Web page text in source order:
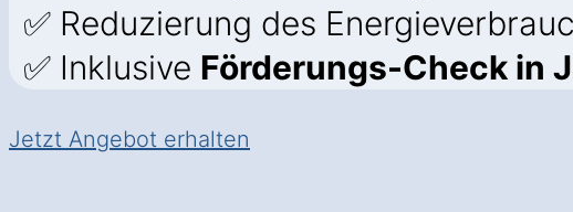
✅ Reduzierung des
✅ Inklusive Förderungs-Check in
Jetzt Angebot erhalten